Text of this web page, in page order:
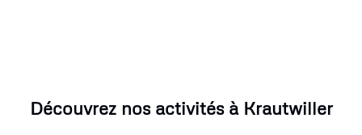
Découvrez nos activités à Krautwiller